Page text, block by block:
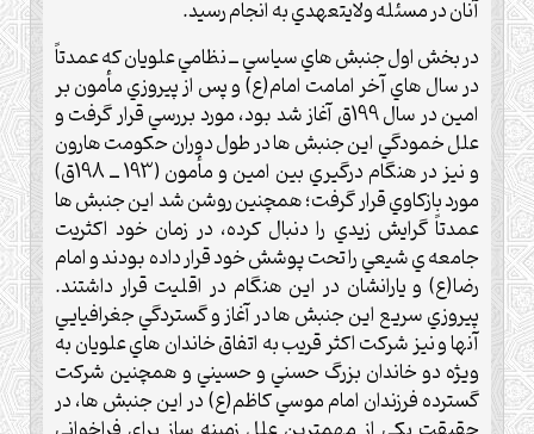
آنان در مسئله ولايتعهدي به انجام رسيد.
در بخش اول جنبش هاي سياسي ــ نظامي علويان که عمدتاً
در سال هاي آخر امامت امام(ع) و پس از پيروزي مأمون بر
امين در سال 199ق آغاز شد بود، مورد بررسي قرار گرفت و
علل خمودگي اين جنبش ها در طول دوران حکومت هارون
و نيز در هنگام درگيري بين امين و مأمون (193 ــ 198ق)
مورد بازکاوي قرار گرفت؛ همچنين روشن شد اين جنبش ها
عمدتاً گرايش زيدي را دنبال کرده، در زمان خود اکثريت
جامعه ي شيعي را تحت پوشش خود قرار داده بودند و امام
رضا(ع) و يارانشان در اين هنگام در اقليت قرار داشتند.
پيروزي سريع اين جنبش ها در آغاز و گستردگي جغرافيايي
آنها و نيز شرکت اکثر قريب به اتفاق خاندان هاي علويان به
ويژه دو خاندان بزرگ حسني و حسيني و همچنين شرکت
گسترده فرزندان امام موسي کاظم(ع) در اين جنبش ها، در